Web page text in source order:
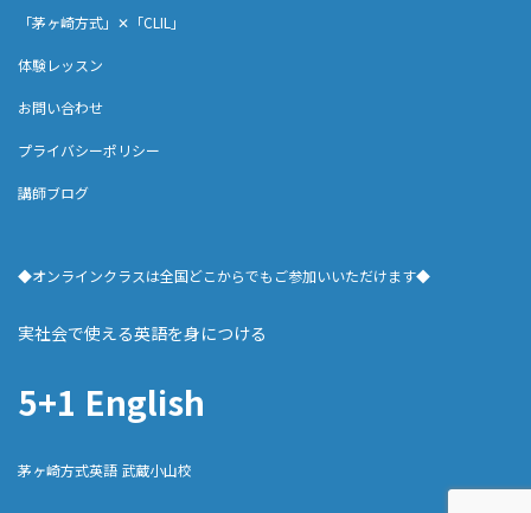
「茅ヶ崎方式」✕「CLIL」
体験レッスン
お問い合わせ
プライバシーポリシー
講師ブログ
◆オンラインクラスは全国どこからでもご参加いいただけます◆
実社会で使える英語を身につける
5+1 English
茅ヶ崎方式英語 武蔵小山校